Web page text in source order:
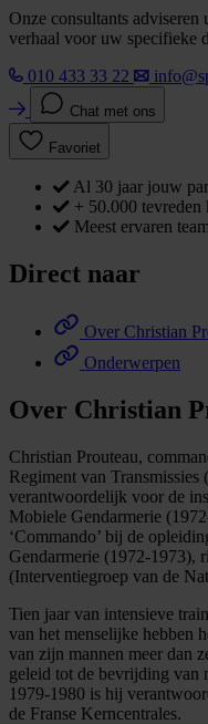
Onze consultants
verhaal voor uw specifieke
010 433 33 22
Chat met ons
Favoriet
Al 30 jaar jouw
+ 50.000
Meest ervaren
Direct naar
Over Christian
Onderwerpen
Over Christian
Christian Prouteau,
Regiment van
verantwoordelijk voor de
Mobiele Gendarmerie
‘Commando’ bij de
Gendarmerie (1972-1973),
(Interventiegroep van de
Tien jaar van intensieve
van het menselijke hebben
van zijn mannen meer dan
geleid tot de bevrijding van
1979-1980 is hij
de Franse Kerncentrales.